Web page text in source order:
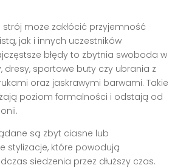
może zakłócić przyjemność
jak i innych uczestników
błędy to zbytnia swoboda w
dresy, sportowe buty czy ubrania z
oraz jaskrawymi barwami. Takie
poziom formalności i odstają od
są zbyt ciasne lub
stylizacje, które powodują
siedzenia przez dłuższy czas.